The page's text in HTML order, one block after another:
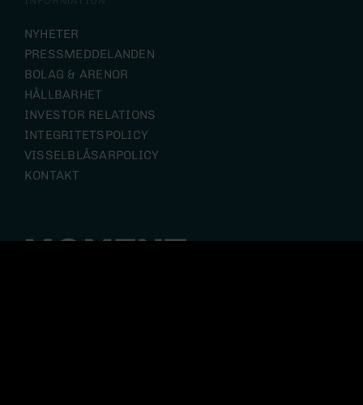
NYHETER
PRESSMEDDELANDEN
BOLAG & ARENOR
HÅLLBARHET
INVESTOR RELATIONS
INTEGRITETSPOLICY
VISSELBLÅSARPOLICY
KONTAKT